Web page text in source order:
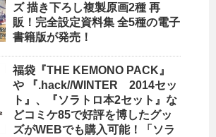
ズ 描き下ろし複製原画2種 再
販！完全設定資料集 全5種の電子
書籍版が発売！
福袋『THE KEMONO PACK』
や 『.hack//WINTER 2014セッ
ト』、『ソラトロ本2セット』な
どコミケ85で好評を博したグッ
ズがWEBでも購入可能！「ソラ